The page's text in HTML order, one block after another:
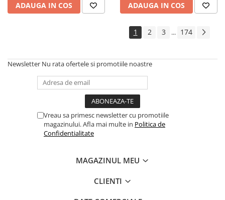
ADAUGA IN COS ADAUGA IN COS
1 2 3 ... 174
Newsletter Nu rata ofertele si promotiile noastre
Vreau sa primesc newsletter cu promotiile
magazinului. Afla mai multe in Politica de
Confidentialitate
MAGAZINUL MEU
CLIENTI